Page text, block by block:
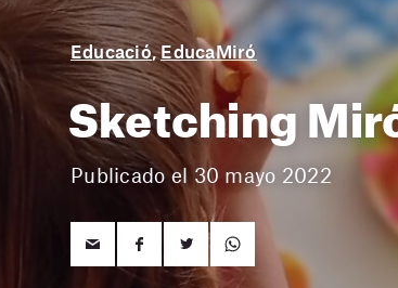
Educació,EducaMiró
Sketching
Publicado el 30 mayo 2022